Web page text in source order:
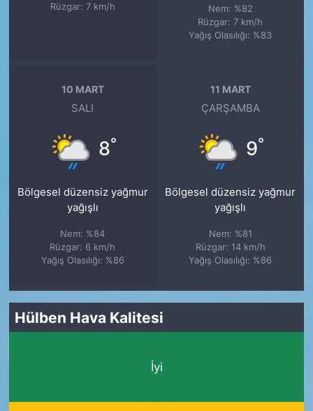
Rüzgar: 7 km/h
Nem: %82
Rüzgar: 7 km/h
Yağış Olasılığı: %83
10 MART
SALI
8°
Bölgesel düzensiz yağmur
yağışlı
Nem: %84
Rüzgar: 6 km/h
Yağış Olasılığı: %86
11 MART
ÇARŞAMBA
9°
Bölgesel düzensiz yağmur
yağışlı
Nem: %81
Rüzgar: 14 km/h
Yağış Olasılığı: %86
Hülben Hava Kalitesi
İyi